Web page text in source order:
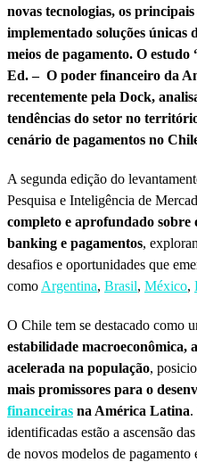
novas tecnologias, os
implementado soluções
meios de pagamento. O
Ed. – O poder financeiro da
recentemente pela Dock,
tendências do setor no
cenário de pagamentos no
A segunda edição do
Pesquisa e Inteligência de
completo e aprofundado
banking e pagamentos,
desafios e oportunidades que
como Argentina, Brasil, México,
O Chile tem se destacado como
estabilidade macroeconômica,
acelerada na população,
mais promissores para o
financeiras na América Latina.
identificadas estão a ascensão das
de novos modelos de pagamento